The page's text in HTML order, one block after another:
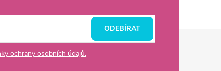
ochrany osobních údajů.
ODEBÍRAT